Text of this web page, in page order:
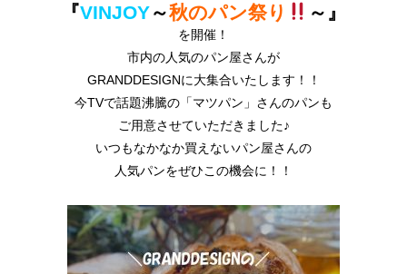
『VINJOY～秋のパン祭り ～』
を開催！
市内の人気のパン屋さんが
GRANDDESIGNに大集合いたします！！
今TVで話題沸騰の「マツパン」さんのパンも
ご用意させていただきました♪
いつもなかなか買えないパン屋さんの
人気パンをぜひこの機会に！！